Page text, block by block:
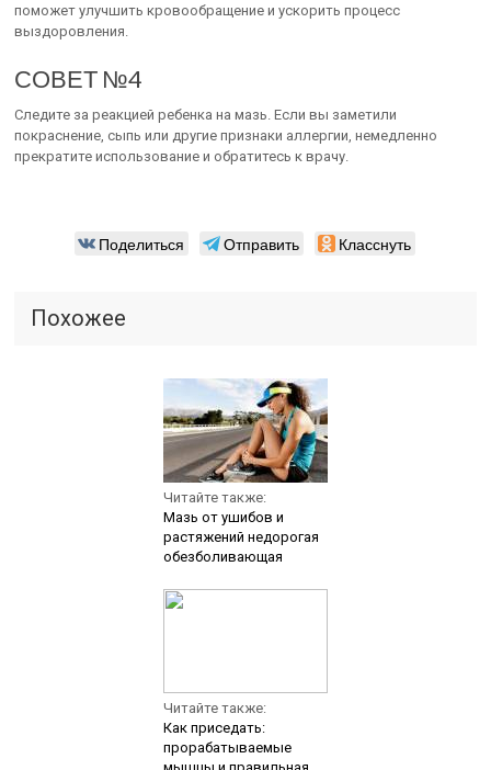
поможет улучшить кровообращение и ускорить процесс
выздоровления.
СОВЕТ №4
Следите за реакцией ребенка на мазь. Если вы заметили
покраснение, сыпь или другие признаки аллергии, немедленно
прекратите использование и обратитесь к врачу.
Поделиться Отправить Класснуть
Похожее
Читайте также:
Мазь от ушибов и
растяжений недорогая
обезболивающая
Читайте также:
Как приседать:
прорабатываемые